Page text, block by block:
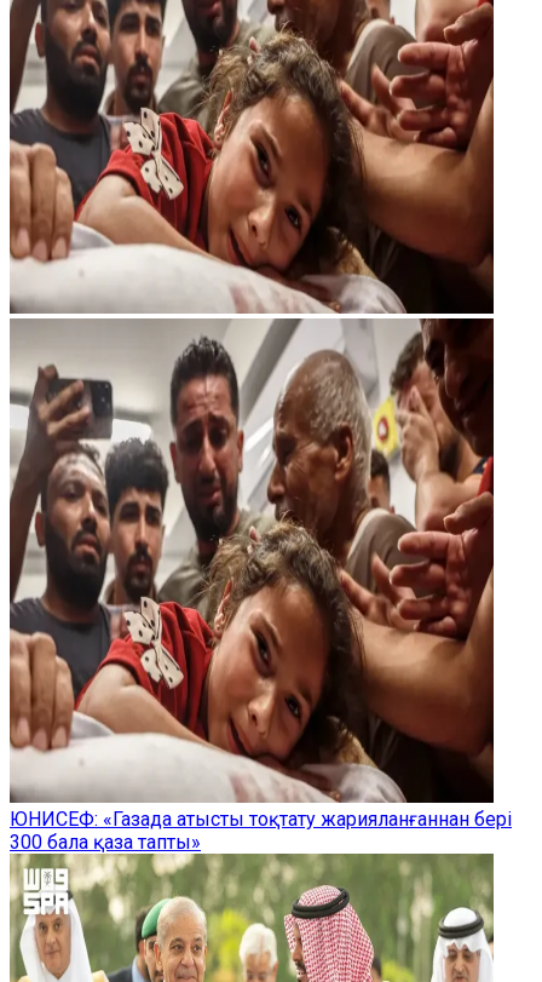
ЮНИСЕФ: «Газада атысты тоқтату жарияланғаннан бері
300 бала қаза тапты»